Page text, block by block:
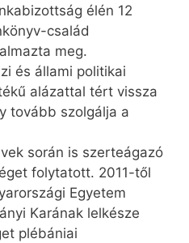
élén 12
család
meg.
és állami politikai
alázattal tért vissza
tovább szolgálja a
során is szerteágazó
folytatott. 2011-től
Egyetem
Karának lelkésze
plébániai